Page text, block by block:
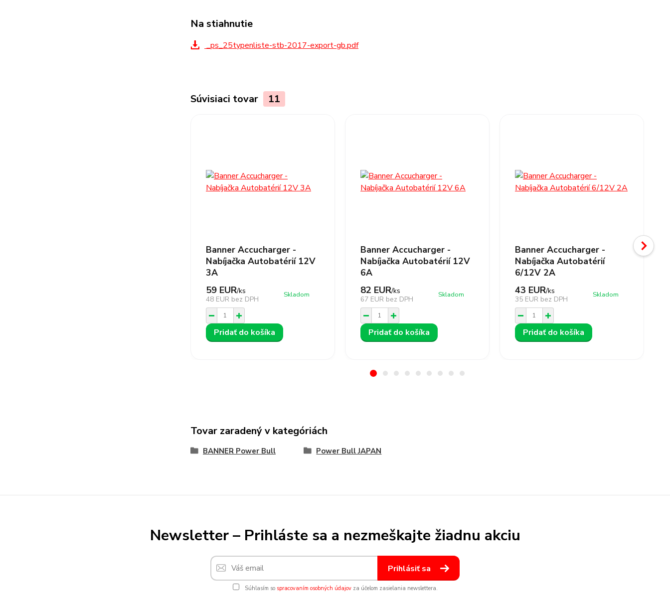
Na stiahnutie
_ps_25typenliste-stb-2017-export-gb.pdf
Súvisiaci tovar 11
Banner Accucharger -
Nabíjačka Autobatérií 12V
3A
59 EUR/ks
48 EUR bez DPH Skladom
Pridať do košíka
Banner Accucharger -
Nabíjačka Autobatérií 12V
6A
82 EUR/ks
67 EUR bez DPH Skladom
Pridať do košíka
Banner Accucharger -
Nabíjačka Autobatérií
6/12V 2A
43 EUR/ks
35 EUR bez DPH Skladom
Pridať do košíka
Tovar zaradený v kategóriách
BANNER Power Bull Power Bull JAPAN
Newsletter – Prihláste sa a nezmeškajte žiadnu akciu
Prihlásiť sa
Súhlasím so spracovaním osobných údajovza účelom zasielania newslettera.